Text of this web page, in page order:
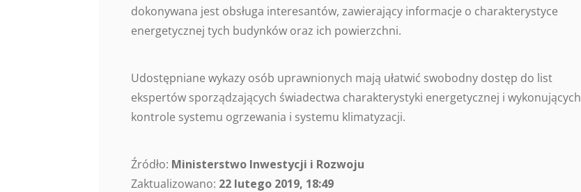
dokonywana jest obsługa interesantów, zawierający informacje o charakterystyce
energetycznej tych budynków oraz ich powierzchni.
Udostępniane wykazy osób uprawnionych mają ułatwić swobodny dostęp do list
ekspertów sporządzających świadectwa charakterystyki energetycznej i wykonujących
kontrole systemu ogrzewania i systemu klimatyzacji.
Źródło: Ministerstwo Inwestycji i Rozwoju
Zaktualizowano: 22 lutego 2019, 18:49